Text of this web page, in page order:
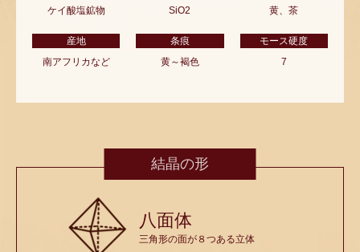
ケイ酸塩鉱物
SiO2
黄、茶
産地
南アフリカなど
条痕
黄～褐色
モース硬度
7
結晶の形
八面体
三角形の面が８つある立体